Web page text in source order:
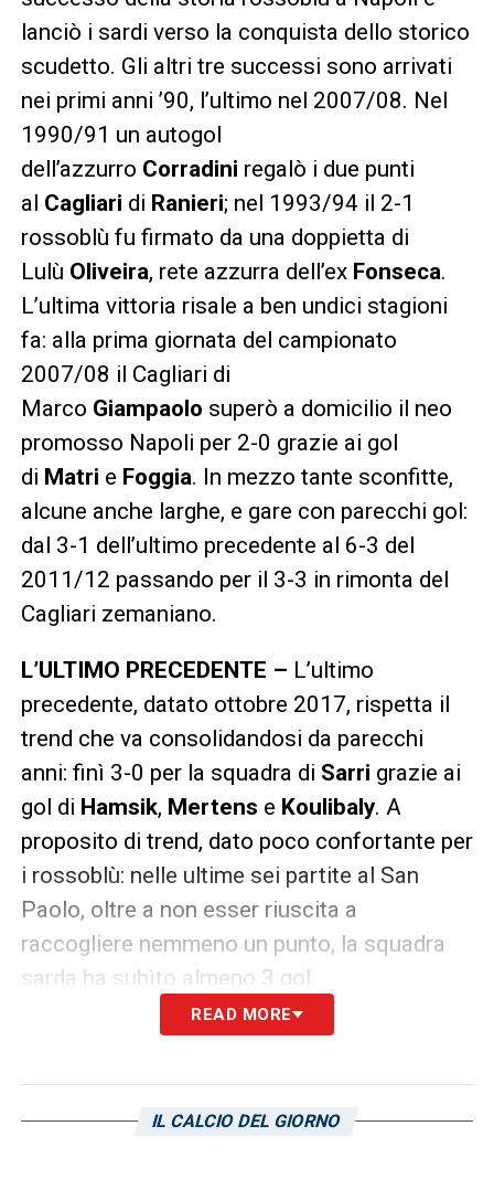
lanciò i sardi verso la conquista dello storico
scudetto. Gli altri tre successi sono arrivati
nei primi anni ’90, l’ultimo nel 2007/08. Nel
1990/91 un autogol
dell’azzurro Corradini regalò i due punti
al Cagliari di Ranieri; nel 1993/94 il 2-1
rossoblù fu firmato da una doppietta di
Lulù Oliveira, rete azzurra dell’ex Fonseca.
L’ultima vittoria risale a ben undici stagioni
fa: alla prima giornata del campionato
2007/08 il Cagliari di
Marco Giampaolo superò a domicilio il neo
promosso Napoli per 2-0 grazie ai gol
di Matri e Foggia. In mezzo tante sconfitte,
alcune anche larghe, e gare con parecchi gol:
dal 3-1 dell’ultimo precedente al 6-3 del
2011/12 passando per il 3-3 in rimonta del
Cagliari zemaniano.
L’ULTIMO PRECEDENTE – L’ultimo
precedente, datato ottobre 2017, rispetta il
trend che va consolidandosi da parecchi
anni: finì 3-0 per la squadra di Sarri grazie ai
gol di Hamsik, Mertens e Koulibaly. A
proposito di trend, dato poco confortante per
i rossoblù: nelle ultime sei partite al San
Paolo, oltre a non esser riuscita a
raccogliere nemmeno un punto, la squadra
sarda ha subìto almeno 3 gol.
Giocate: 36
Gol Fatti: 26 | Gol Subiti: 60
READ MORE
IL CALCIO DEL GIORNO